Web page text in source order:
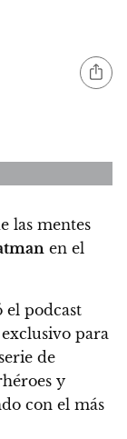
las mentes
en el
el podcast
para
de
y
con el más